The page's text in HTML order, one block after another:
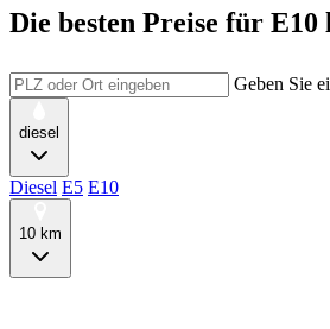
Die besten Preise für E10
Geben Sie
diesel
Diesel E5 E10
10 km